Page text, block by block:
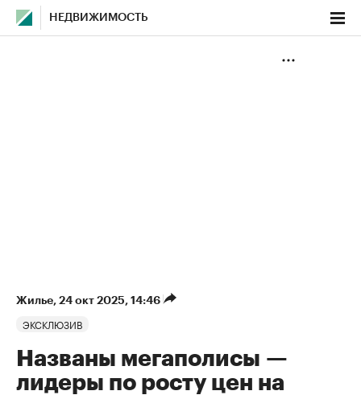
НЕДВИЖИМОСТЬ
Жилье⁠, 24 окт 2025, 14:46
ЭКСКЛЮЗИВ
Названы мегаполисы —
лидеры по росту цен на